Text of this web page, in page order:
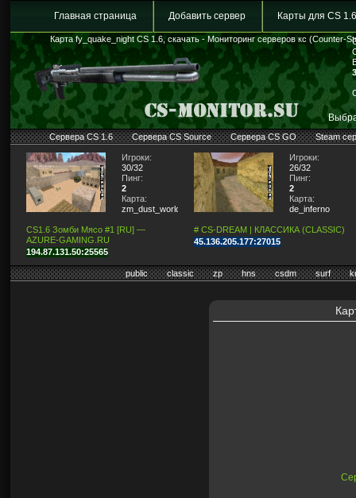
Главная страница Добавить сервер Карты для CS 1.6
Карта fy_quake_night CS 1.6, скачать - Мониторинг серверов кс (Counter-
Сервера CS 1.6 Сервера CS Source Сервера CS GO Steam
Игроки:
30/32
Пинг:
2
Карта:
zm_dust_world
CS1.6 Зомби Мясо #1 [RU] —
AZURE-GAMING.RU
194.87.131.50:25565
Игроки:
26/32
Пинг:
2
Карта:
de_inferno
# CS-DREAM | КЛАССИКА (CLASSIC)
45.136.205.177:27015
public classic zp hns csdm surf